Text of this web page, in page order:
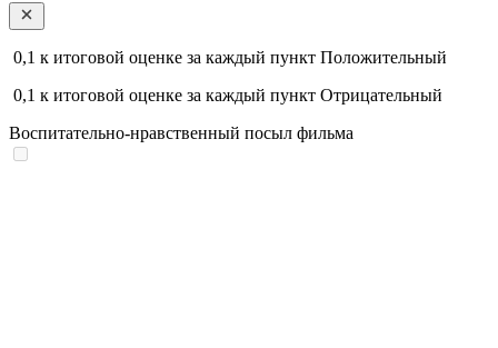
0,1 к итоговой оценке за каждый пункт Положительный
0,1 к итоговой оценке за каждый пункт Отрицательный
Воспитательно-нравственный посыл фильма